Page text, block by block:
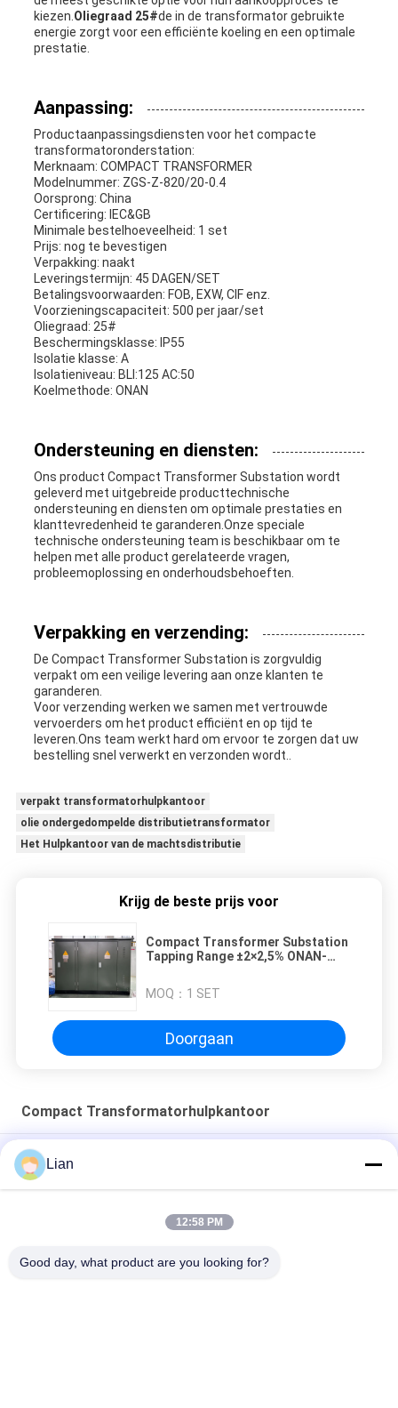
kiezen.Oliegraad 25#de in de transformator gebruikte
energie zorgt voor een efficiënte koeling en een optimale
prestatie.
Aanpassing:
Productaanpassingsdiensten voor het compacte
transformatoronderstation:
Merknaam: COMPACT TRANSFORMER
Modelnummer: ZGS-Z-820/20-0.4
Oorsprong: China
Certificering: IEC&GB
Minimale bestelhoeveelheid: 1 set
Prijs: nog te bevestigen
Verpakking: naakt
Leveringstermijn: 45 DAGEN/SET
Betalingsvoorwaarden: FOB, EXW, CIF enz.
Voorzieningscapaciteit: 500 per jaar/set
Oliegraad: 25#
Beschermingsklasse: IP55
Isolatie klasse: A
Isolatieniveau: BLI:125 AC:50
Koelmethode: ONAN
Ondersteuning en diensten:
Ons product Compact Transformer Substation wordt
geleverd met uitgebreide producttechnische
ondersteuning en diensten om optimale prestaties en
klanttevredenheid te garanderen.Onze speciale
technische ondersteuning team is beschikbaar om te
helpen met alle product gerelateerde vragen,
probleemoplossing en onderhoudsbehoeften.
Verpakking en verzending:
De Compact Transformer Substation is zorgvuldig
verpakt om een veilige levering aan onze klanten te
garanderen.
Voor verzending werken we samen met vertrouwde
vervoerders om het product efficiënt en op tijd te
leveren.Ons team werkt hard om ervoor te zorgen dat uw
bestelling snel verwerkt en verzonden wordt..
verpakt transformatorhulpkantoor
olie ondergedompelde distributietransformator
Het Hulpkantoor van de machtsdistributie
Krijg de beste prijs voor
Compact Transformer Substation
Tapping Range ±2×2,5% ONAN-
stroomdistributie
MOQ： 1 SET
Doorgaan
Compact Transformatorhulpkantoor
242kv 150MVA van Ladings Industriële Olie dompelde
Compact Transformatorhulpkantoor onder
reeks van 12kv Zbw prefabriceerde Compact
Transformatorhulpkantoor met 3 Fasetransformatoren
Buiten mobiel geprefabriceerd compact onderstation
Lian
12:58 PM
Good day, what product are you looking for?